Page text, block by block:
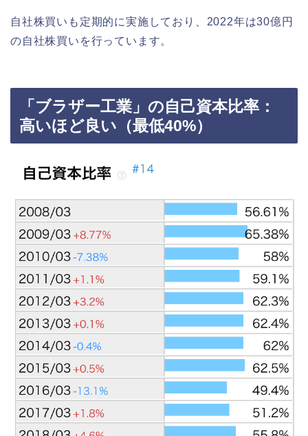
自社株買いも定期的に実施しており、2022年は30億円
の自社株買いを行っています。
「ブラザー工業」の自己資本比率：
高いほど良い（最低40%）